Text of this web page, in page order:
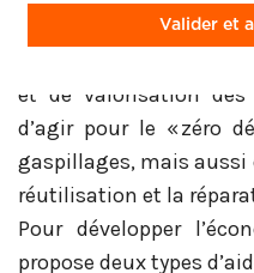
Dans le cadre d’un
et de valorisation
d’agir pour le « zéro
gaspillages, mais aussi
réutilisation et la
Pour développer
propose deux types